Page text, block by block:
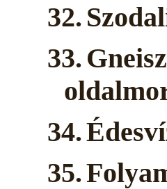
32.
33.
34.
35.